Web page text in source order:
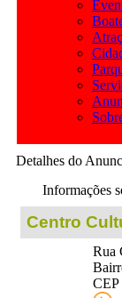
Detalhes do
Informações
Centro
Rua
CEP